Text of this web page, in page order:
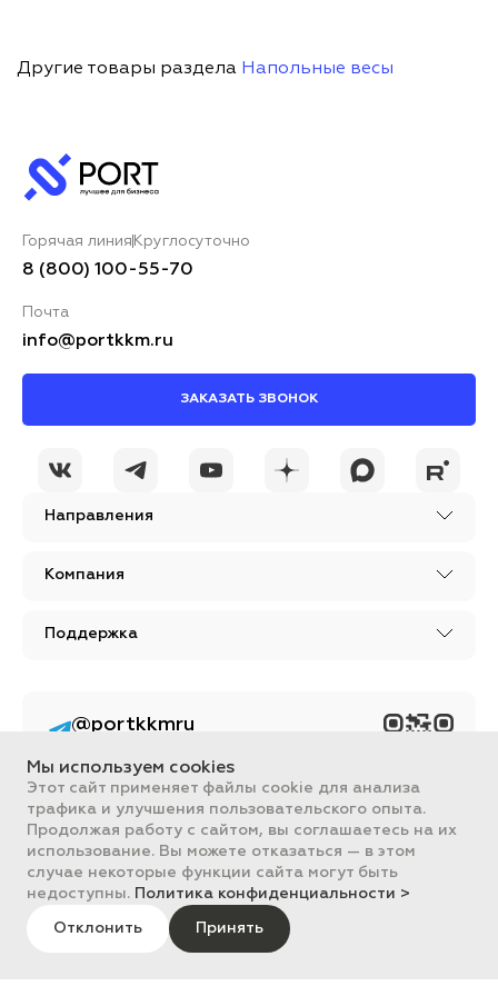
Другие товары раздела Напольные весы
Направления
Компания
Поддержка
Горячая линия Круглосуточно
8 (800) 100-55-70
Почта
info@portkkm.ru
ЗАКАЗАТЬ ЗВОНОК
Вся информация, размещенная на сайте, носит ознакомительный
характер и не является публичной офертой, определяемой
положениями Статьи 437 ГК РФ.
Все цены на сайте указаны с НДС. ООО "ПОРТ" ИНН 2461018892,
ОГРН 1022401953496
ПОРТ 2011-2026
Политика обработки данных
@portkkmru
контент PORT - бизнес
портал
Мы используем cookies
Этот сайт применяет файлы cookie для анализа
трафика и улучшения пользовательского опыта.
Продолжая работу с сайтом, вы соглашаетесь на их
использование. Вы можете отказаться — в этом
случае некоторые функции сайта могут быть
недоступны. Политика конфиденциальности >
Отклонить Принять